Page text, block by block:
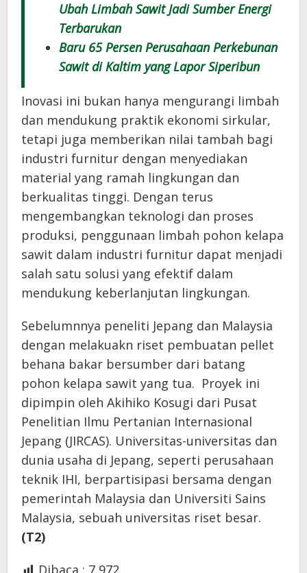
Ubah Limbah Sawit Jadi Sumber Energi
Terbarukan
Baru 65 Persen Perusahaan Perkebunan
Sawit di Kaltim yang Lapor Siperibun
Inovasi ini bukan hanya mengurangi limbah
dan mendukung praktik ekonomi sirkular,
tetapi juga memberikan nilai tambah bagi
industri furnitur dengan menyediakan
material yang ramah lingkungan dan
berkualitas tinggi. Dengan terus
mengembangkan teknologi dan proses
produksi, penggunaan limbah pohon kelapa
sawit dalam industri furnitur dapat menjadi
salah satu solusi yang efektif dalam
mendukung keberlanjutan lingkungan.
Sebelumnnya peneliti Jepang dan Malaysia
dengan melakuakn riset pembuatan pellet
behana bakar bersumber dari batang
pohon kelapa sawit yang tua. Proyek ini
dipimpin oleh Akihiko Kosugi dari Pusat
Penelitian Ilmu Pertanian Internasional
Jepang (JIRCAS). Universitas-universitas dan
dunia usaha di Jepang, seperti perusahaan
teknik IHI, berpartisipasi bersama dengan
pemerintah Malaysia dan Universiti Sains
Malaysia, sebuah universitas riset besar.
(T2)
Dibaca : 7,972